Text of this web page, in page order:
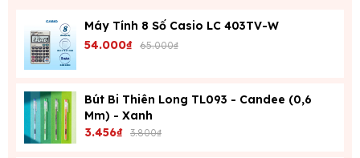
Máy Tính 8 Số Casio LC 403TV-W
54.000₫ 65.000₫
Bút Bi Thiên Long TL093 - Candee (0,6
Mm) - Xanh
3.456₫ 3.800₫